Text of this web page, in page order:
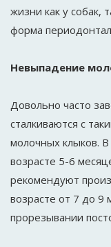
жизни как у собак,
форма
Невыпадение
Довольно часто
сталкиваются с
молочных клыков.
возрасте 5-6
рекомендуют
возрасте от 7 до 9
прорезывании